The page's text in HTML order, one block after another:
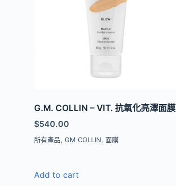
G.M. COLLIN – VIT. 抗氧化亮澤面膜
$540.00
所有產品,GM COLLIN,面膜
Add to cart